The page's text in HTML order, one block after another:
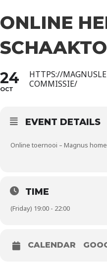
ONLINE
24
OCT
HTTPS://
COMMISSIE/
EVENT DETAILS
Online toernooi – Magnus
TIME
(Friday) 19:00 - 22:00
CALENDAR